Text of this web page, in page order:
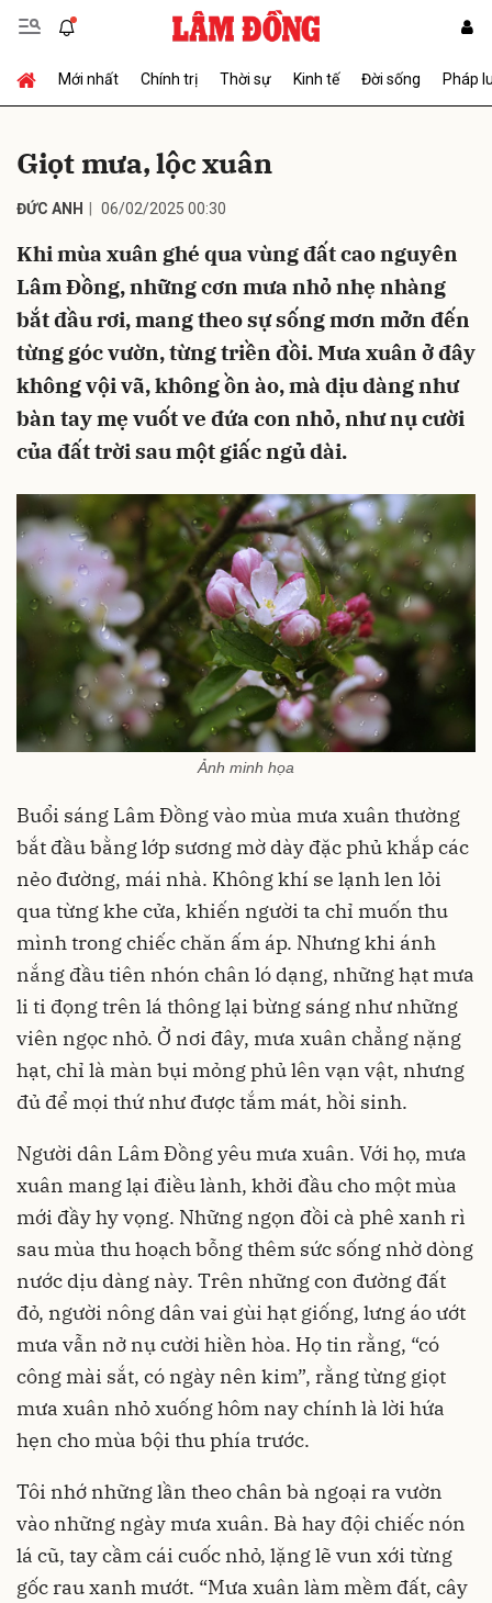
Mới nhất Chính trị Thời sự Kinh tế Đời sống Pháp
Giọt mưa, lộc xuân
ĐỨC ANH 06/02/2025 00:30
Khi mùa xuân ghé qua vùng đất cao nguyên
Lâm Đồng, những cơn mưa nhỏ nhẹ nhàng
bắt đầu rơi, mang theo sự sống mơn mởn đến
từng góc vườn, từng triền đồi. Mưa xuân ở đây
không vội vã, không ồn ào, mà dịu dàng như
bàn tay mẹ vuốt ve đứa con nhỏ, như nụ cười
của đất trời sau một giấc ngủ dài.
Ảnh minh họa
Buổi sáng Lâm Đồng vào mùa mưa xuân thường
bắt đầu bằng lớp sương mờ dày đặc phủ khắp các
nẻo đường, mái nhà. Không khí se lạnh len lỏi
qua từng khe cửa, khiến người ta chỉ muốn thu
mình trong chiếc chăn ấm áp. Nhưng khi ánh
nắng đầu tiên nhón chân ló dạng, những hạt mưa
li ti đọng trên lá thông lại bừng sáng như những
viên ngọc nhỏ. Ở nơi đây, mưa xuân chẳng nặng
hạt, chỉ là màn bụi mỏng phủ lên vạn vật, nhưng
đủ để mọi thứ như được tắm mát, hồi sinh.
Người dân Lâm Đồng yêu mưa xuân. Với họ, mưa
xuân mang lại điều lành, khởi đầu cho một mùa
mới đầy hy vọng. Những ngọn đồi cà phê xanh rì
sau mùa thu hoạch bỗng thêm sức sống nhờ dòng
nước dịu dàng này. Trên những con đường đất
đỏ, người nông dân vai gùi hạt giống, lưng áo ướt
mưa vẫn nở nụ cười hiền hòa. Họ tin rằng, “có
công mài sắt, có ngày nên kim”, rằng từng giọt
mưa xuân nhỏ xuống hôm nay chính là lời hứa
hẹn cho mùa bội thu phía trước.
Tôi nhớ những lần theo chân bà ngoại ra vườn
vào những ngày mưa xuân. Bà hay đội chiếc nón
lá cũ, tay cầm cái cuốc nhỏ, lặng lẽ vun xới từng
gốc rau xanh mướt. “Mưa xuân làm mềm đất, cây
Gửi bình luận
Hủy Gửi